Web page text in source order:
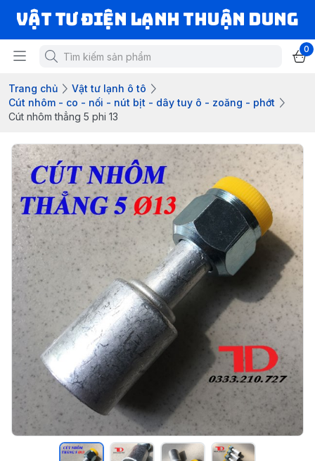
VẬT TƯ ĐIỆN LẠNH THUẬN DUNG
0
Trang chủ
Vật tư lạnh ô tô
Cút nhôm - co - nối - nút bịt - dây tuy ô - zoăng - phớt
Cút nhôm thẳng 5 phi 13